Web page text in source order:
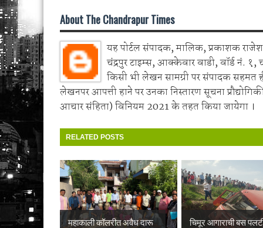
About The Chandrapur Times
यह पोर्टल संपादक, मालिक, प्रकाशक राजेश
चंद्रपुर टाइम्स, आक्केवार वाडी, वॉर्ड नं. १,
किसी भी लेखन सामग्री पर संपादक सहमत
लेखनपर आपत्ती हाने पर उनका निस्तारण सूचना
आचार संहिता) विनियम 2021 के तहत किया जायेगा ।
RELATED POSTS
महाकाली कॉलरीत अवैध दारू
चिमूर आगाराची बस